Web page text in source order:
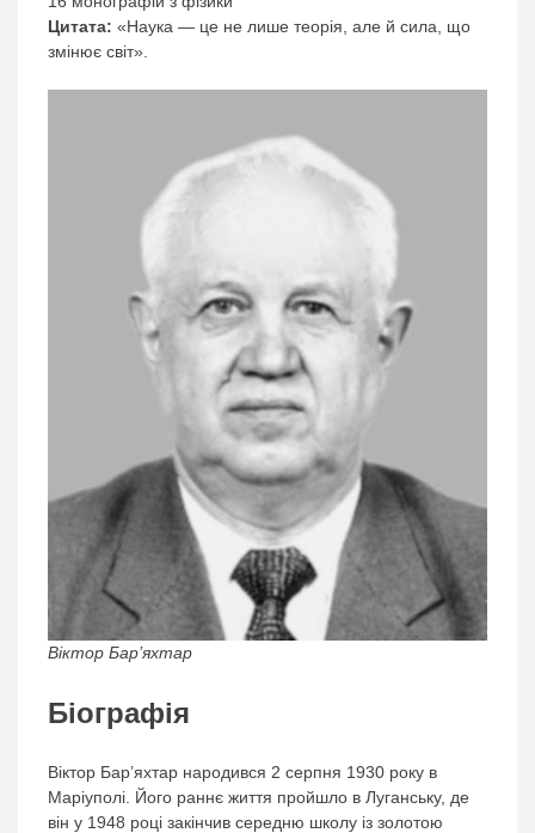
Цитата: «Наука — це не лише теорія, але й сила, що
змінює світ».
Віктор Бар’яхтар
Біографія
Віктор Бар’яхтар народився 2 серпня 1930 року в
Маріуполі. Його раннє життя пройшло в Луганську, де
він у 1948 році закінчив середню школу із золотою